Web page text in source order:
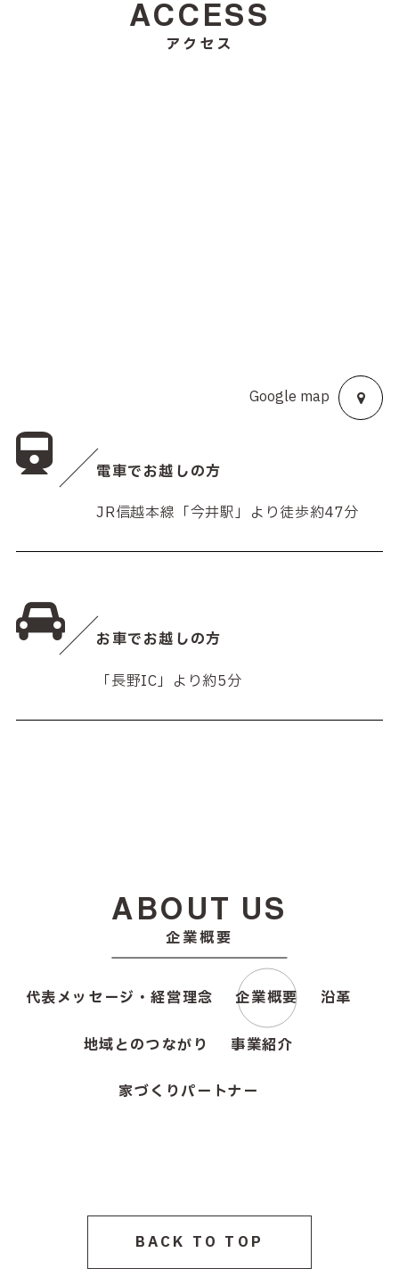
ACCESS
アクセス
Google map
電車でお越しの方
JR信越本線「今井駅」より徒歩約47分
お車でお越しの方
「長野IC」より約5分
ABOUT US
企業概要
代表メッセージ・経営理念 企業概要 沿革
地域とのつながり 事業紹介
家づくりパートナー
BACK TO TOP